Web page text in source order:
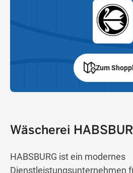
Wäscherei
HABSBURG ist ein modernes
Dienstleistungsunternehmen
Zum